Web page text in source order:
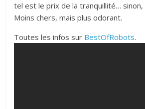
tel est le prix de la tranquillité… sinon,
Moins chers, mais plus odorant.
Toutes les infos sur BestOfRobots.